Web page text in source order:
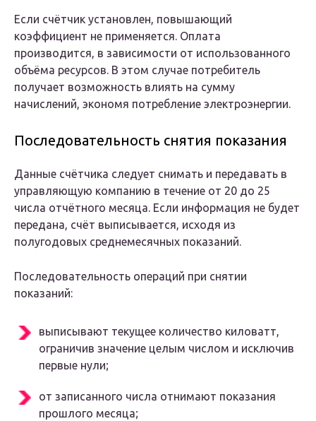
Если счётчик установлен, повышающий
коэффициент не применяется. Оплата
производится, в зависимости от использованного
объёма ресурсов. В этом случае потребитель
получает возможность влиять на сумму
начислений, экономя потребление электроэнергии.
Последовательность снятия показания
Данные счётчика следует снимать и передавать в
управляющую компанию в течение от 20 до 25
числа отчётного месяца. Если информация не будет
передана, счёт выписывается, исходя из
полугодовых среднемесячных показаний.
Последовательность операций при снятии
показаний:
выписывают текущее количество киловатт,
ограничив значение целым числом и исключив
первые нули;
от записанного числа отнимают показания
прошлого месяца;